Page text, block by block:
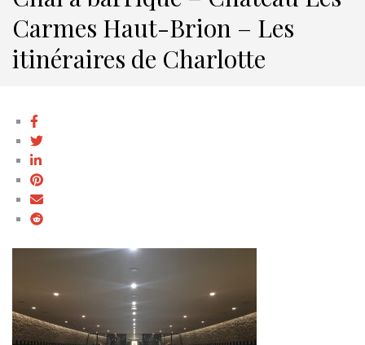
Carmes Haut-Brion – Les
itinéraires de Charlotte